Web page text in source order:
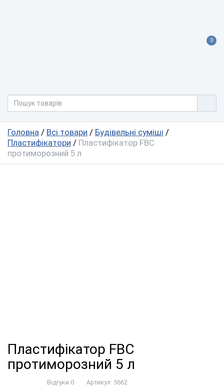
0
Головна / Всі товари / Будівельні суміші /
Пластифікатори / Пластифікатор FBC
протиморозний 5 л
Пластифікатор FBC
протиморозний 5 л
Відгуки 0 Артикул: 5662